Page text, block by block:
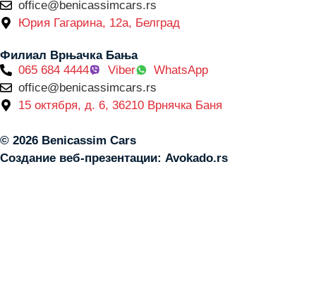
office@benicassimcars.rs
Юрия Гагарина, 12a, Белград
Филиал Врњачка Бања
065 684 4444
Viber
WhatsApp
office@benicassimcars.rs
15 октября, д. 6, 36210 Врнячка Баня
© 2026 Benicassim Cars
Создание веб-презентации: Avokado.rs